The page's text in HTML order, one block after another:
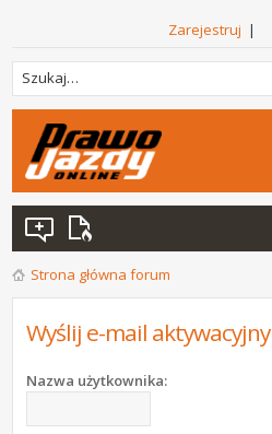
Zarejestruj |
Strona główna forum
Wyślij e-mail aktywacyjny
Nazwa użytkownika: